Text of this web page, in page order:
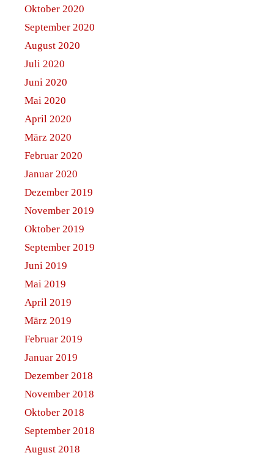
Oktober 2020
September 2020
August 2020
Juli 2020
Juni 2020
Mai 2020
April 2020
März 2020
Februar 2020
Januar 2020
Dezember 2019
November 2019
Oktober 2019
September 2019
Juni 2019
Mai 2019
April 2019
März 2019
Februar 2019
Januar 2019
Dezember 2018
November 2018
Oktober 2018
September 2018
August 2018